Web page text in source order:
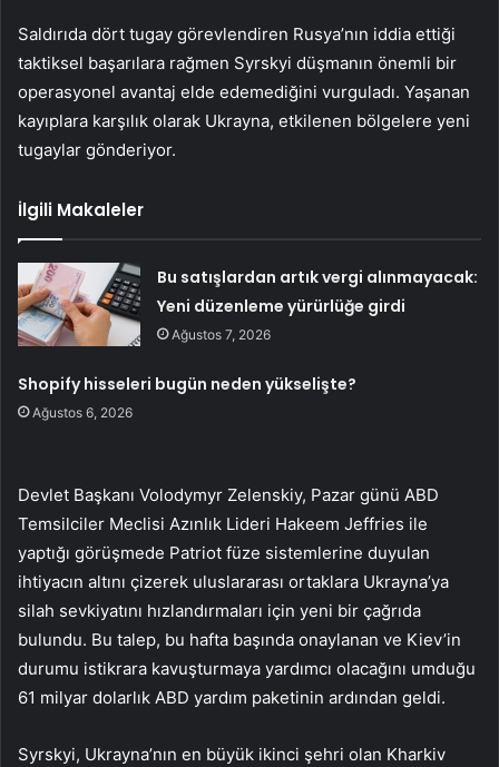
Saldırıda dört tugay görevlendiren Rusya’nın iddia ettiği
taktiksel başarılara rağmen Syrskyi düşmanın önemli bir
operasyonel avantaj elde edemediğini vurguladı. Yaşanan
kayıplara karşılık olarak Ukrayna, etkilenen bölgelere yeni
tugaylar gönderiyor.
İlgili Makaleler
Bu satışlardan artık vergi alınmayacak:
Yeni düzenleme yürürlüğe girdi
Ağustos 7, 2026
Shopify hisseleri bugün neden yükselişte?
Ağustos 6, 2026
Devlet Başkanı Volodymyr Zelenskiy, Pazar günü ABD
Temsilciler Meclisi Azınlık Lideri Hakeem Jeffries ile
yaptığı görüşmede Patriot füze sistemlerine duyulan
ihtiyacın altını çizerek uluslararası ortaklara Ukrayna’ya
silah sevkiyatını hızlandırmaları için yeni bir çağrıda
bulundu. Bu talep, bu hafta başında onaylanan ve Kiev’in
durumu istikrara kavuşturmaya yardımcı olacağını umduğu
61 milyar dolarlık ABD yardım paketinin ardından geldi.
Syrskyi, Ukrayna’nın en büyük ikinci şehri olan Kharkiv